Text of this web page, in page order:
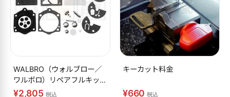
WALBRO（ウォルブロー／
ワルボロ）リペアフルキット
K10-WB
¥2,805 税込
キーカット料金
¥660税込